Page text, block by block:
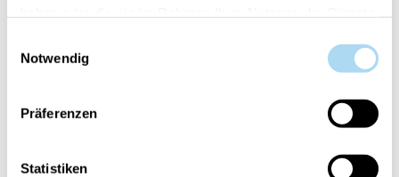
Notwendig
Präferenzen
Statistiken